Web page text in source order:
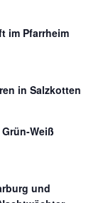
im Pfarrheim
in Salzkotten
Weiß
und